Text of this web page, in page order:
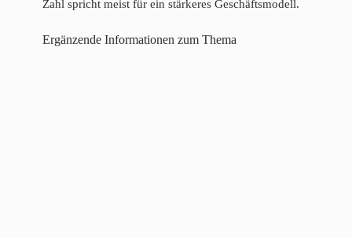
Zahl spricht meist für ein stärkeres Geschäftsmodell.
Ergänzende Informationen zum Thema